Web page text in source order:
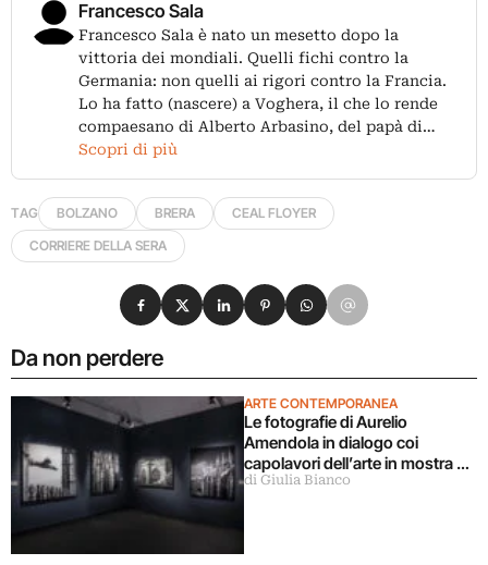
Francesco Sala
Francesco Sala è nato un mesetto dopo la
vittoria dei mondiali. Quelli fichi contro la
Germania: non quelli ai rigori contro la Francia.
Lo ha fatto (nascere) a Voghera, il che lo rende
compaesano di Alberto Arbasino, del papà di…
Scopri di più
TAG BOLZANO BRERA
CEAL FLOYER
CORRIERE DELLA SERA
Da non perdere
ARTE CONTEMPORANEA
Le fotografie di Aurelio
Amendola in dialogo coi
capolavori dell’arte in mostra a
Milano
di Giulia Bianco
Condividi su Facebook
Condividi su X
Condividi su LinkedIn
Condividi su Pinterest
Condividi su WhatsApp
Condividi su Email